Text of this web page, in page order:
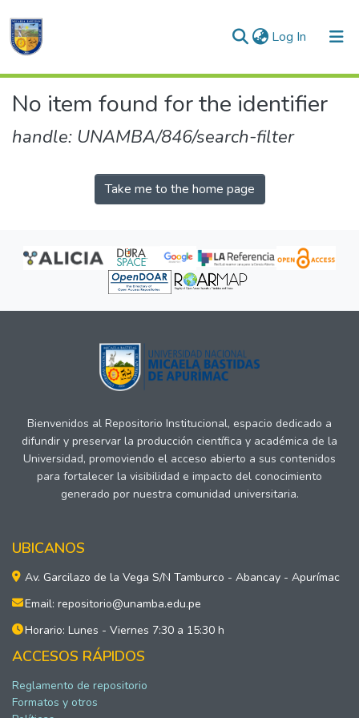
Log In (current)
Communities & Collections
No item found for the identifier
handle: UNAMBA/846/search-filter
Take me to the home page
Bienvenidos al Repositorio Institucional, espacio dedicado a
difundir y preservar la producción científica y académica de la
Universidad, promoviendo el acceso abierto a sus contenidos
para fortalecer la visibilidad e impacto del conocimiento
generado por nuestra comunidad universitaria.
UBICANOS
Av. Garcilazo de la Vega S/N Tamburco - Abancay - Apurímac
Email: repositorio@unamba.edu.pe
Horario: Lunes - Viernes 7:30 a 15:30 h
ACCESOS RÁPIDOS
Reglamento de repositorio
Formatos y otros